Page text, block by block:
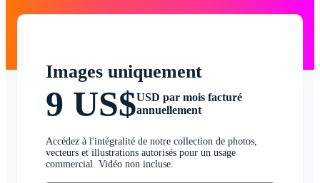
Images uniquement
9 US$USD par mois facturé
annuellement
Accédez à l'intégralité de notre collection de photos,
vecteurs et illustrations autorisés pour un usage
commercial. Vidéo non incluse.